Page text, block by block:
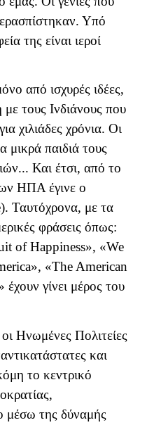
Υπό
της είναι ιεροί
από ισχυρές ιδέες,
τους Ινδιάνους που
χιλιάδες χρόνια. Οι
μικρά παιδιά τους
Και έτσι, από το
ΗΠΑ έγινε ο
Ταυτόχρονα, με τα
φράσεις όπως:
of Happiness», «We
«The American
γίνει μέρος του
οι Ηνωμένες Πολιτείες
και
το κεντρικό
μέσω της δύναμής